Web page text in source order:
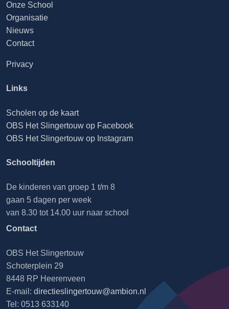
Onze School
Organisatie
Nieuws
Contact
Privacy
Links
Scholen op de kaart
OBS Het Slingertouw op Facebook
OBS Het Slingertouw op Instagram
Schooltijden
De kinderen van groep 1 t/m 8
gaan 5 dagen per week
van 8.30 tot 14.00 uur naar school
Contact
OBS Het Slingertouw
Schoterplein 29
8448 RP Heerenveen
E-mail: directieslingertouw@ambion.nl
Tel: 0513 633140